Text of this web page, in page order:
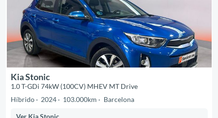
Kia Stonic
1.0 T-GDi 74kW (100CV) MHEV MT Drive
Híbrido
2024 103.000km Barcelona
Ver Kia Stonic